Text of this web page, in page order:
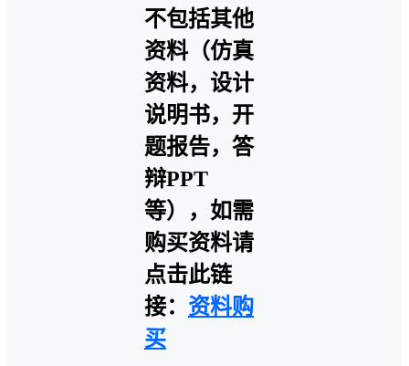
不包括其他
资料（仿真
资料，设计
说明书，开
题报告，答
辩PPT
等），如需
购买资料请
点击此链
接： 资料购
买